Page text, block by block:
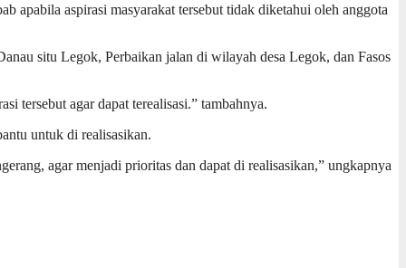
apabila aspirasi masyarakat tersebut tidak diketahui oleh anggota
situ Legok, Perbaikan jalan di wilayah desa Legok, dan Fasos
tersebut agar dapat terealisasi.” tambahnya.
untuk di realisasikan.
agar menjadi prioritas dan dapat di realisasikan,” ungkapnya